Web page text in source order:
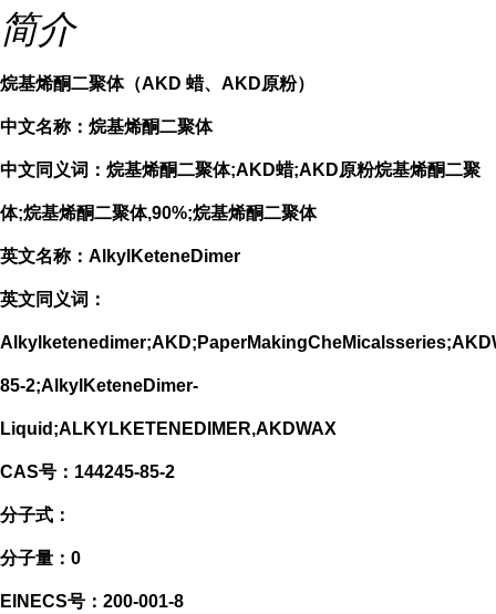
简介
烷基烯酮二聚体（AKD 蜡、AKD原粉）
中文名称：烷基烯酮二聚体
中文同义词：烷基烯酮二聚体;AKD蜡;AKD原粉烷基烯酮二聚
体;烷基烯酮二聚体,90%;烷基烯酮二聚体
英文名称：AlkylKeteneDimer
英文同义词：
85-2;AlkylKeteneDimer-
Liquid;ALKYLKETENEDIMER,AKDWAX
CAS号：144245-85-2
分子式：
分子量：0
EINECS号：200-001-8